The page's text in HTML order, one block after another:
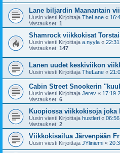
Lane biljardin Maanantain
Uusin viesti Kirjoittaja TheLane «
Vastaukset: 1
Shamrock viikkokisat
Uusin viesti Kirjoittaja a.nyyla «
Vastaukset: 147
Lanen uudet keskiviikon
Uusin viesti Kirjoittaja TheLane «
Cabin Street Snookerin
Uusin viesti Kirjoittaja Jerev « 17:19
Vastaukset: 6
Kuopiossa viikkokisoja joka
Uusin viesti Kirjoittaja hustleri «
Vastaukset: 2
Viikkokisailua Järvenpään
Uusin viesti Kirjoittaja JYliniemi «